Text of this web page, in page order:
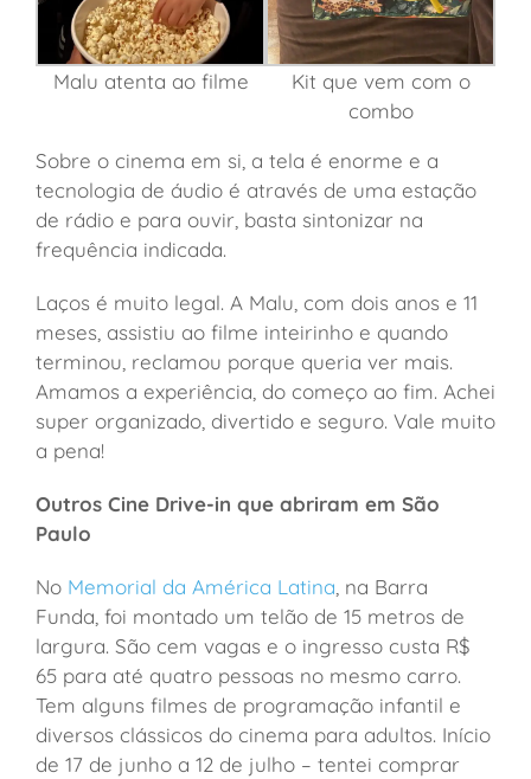
Malu atenta ao filme
Kit que vem com o
combo
Sobre o cinema em si, a tela é enorme e a
tecnologia de áudio é através de uma estação
de rádio e para ouvir, basta sintonizar na
frequência indicada.
Laços é muito legal. A Malu, com dois anos e 11
meses, assistiu ao filme inteirinho e quando
terminou, reclamou porque queria ver mais.
Amamos a experiência, do começo ao fim. Achei
super organizado, divertido e seguro. Vale muito
a pena!
Outros Cine Drive-in que abriram em São
Paulo
No Memorial da América Latina , na Barra
Funda, foi montado um telão de 15 metros de
largura. São cem vagas e o ingresso custa R$
65 para até quatro pessoas no mesmo carro.
Tem alguns filmes de programação infantil e
diversos clássicos do cinema para adultos. Início
de 17 de junho a 12 de julho – tentei comprar